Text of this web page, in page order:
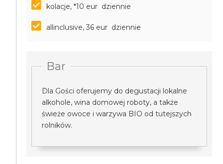
kolacje, *10 eur dziennie
allinclusive, 36 eur dziennie
Bar
Dla Gości oferujemy do degustacji lokalne
alkohole, wina domowej roboty, a także
świeże owoce i warzywa BIO od tutejszych
rolników.